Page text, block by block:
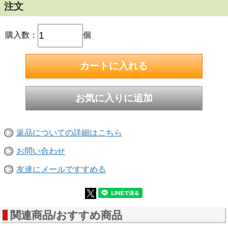
ご注文前に今一度ご確認くださいませ！
※サイズ・数量お間違えの無いようにご注文をお願い致しま
す。ご注文後のサイズ及び数量交換は承れません。
■ねじ呼び径（太さ・直径）：M10
■長さ：160mm
■寸切ボルト1本・ナット2個・ワッシャー1個のセット
注文
購入数： 個
返品についての詳細はこちら
お問い合わせ
友達にメールですすめる
関連商品/おすすめ商品